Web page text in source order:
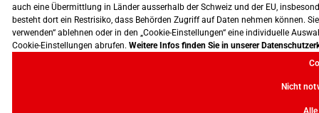
auch eine Übermittlung in Länder ausserhalb der Schweiz und der EU,
besteht dort ein Restrisiko, dass Behörden Zugriff auf Daten nehmen können.
verwenden“ ablehnen oder in den „Cookie-Einstellungen“ eine individuelle
Cookie-Einstellungen abrufen. Weitere Infos finden Sie in unserer
Nicht